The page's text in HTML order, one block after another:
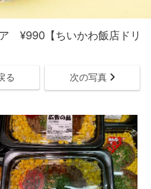
¥990【ちいかわ飯店ドリ
る 次の写真